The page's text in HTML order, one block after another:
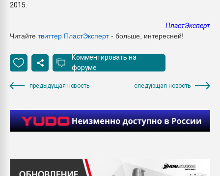
2015.
ПластЭксперт
Читайте твиттер ПластЭксперт- больше, интересней!
Комментировать на
форуме
предыдущая новость следующая новость